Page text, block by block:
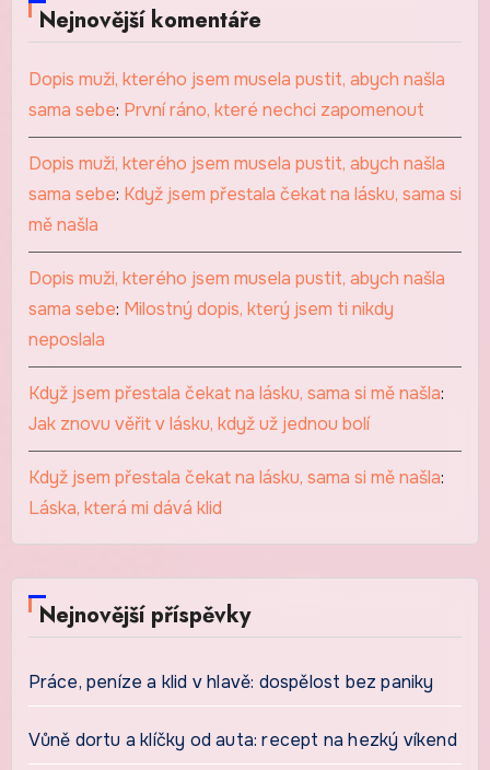
Nejnovější komentáře
Dopis muži, kterého jsem musela pustit, abych našla
sama sebe: První ráno, které nechci zapomenout
Dopis muži, kterého jsem musela pustit, abych našla
sama sebe: Když jsem přestala čekat na lásku, sama si
mě našla
Dopis muži, kterého jsem musela pustit, abych našla
sama sebe: Milostný dopis, který jsem ti nikdy
neposlala
Když jsem přestala čekat na lásku, sama si mě našla:
Jak znovu věřit v lásku, když už jednou bolí
Když jsem přestala čekat na lásku, sama si mě našla:
Láska, která mi dává klid
Nejnovější příspěvky
Práce, peníze a klid v hlavě: dospělost bez paniky
Vůně dortu a klíčky od auta: recept na hezký víkend